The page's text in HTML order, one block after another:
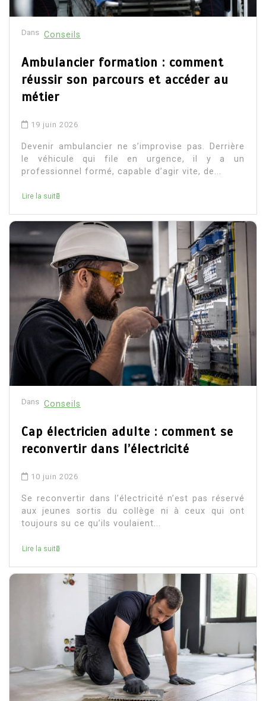
Dans Conseils
Ambulancier formation : comment
réussir son parcours et accéder au
métier
19 juin 2026
Devenir ambulancier ne s’improvise pas. Derrière
le véhicule qui file en urgence, il y a un
professionnel formé, capable d’agir vite, de...
Lire la suite
Dans Conseils
Cap électricien adulte : comment se
reconvertir dans l’électricité
10 juin 2026
Se reconvertir dans l’électricité n’est pas réservé
aux jeunes sortis du collège ni à ceux qui ont
toujours su ce qu’ils voulaient...
Lire la suite